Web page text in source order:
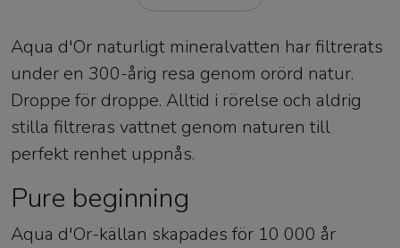
Aqua d'Or naturligt mineralvatten har filtrerats
under en 300-årig resa genom orörd natur.
Droppe för droppe. Alltid i rörelse och aldrig
stilla filtreras vattnet genom naturen till
perfekt renhet uppnås.
Pure beginning
Aqua d'Or-källan skapades för 10 000 år